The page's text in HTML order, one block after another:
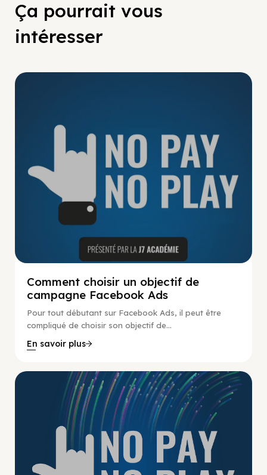
Ça pourrait vous
intéresser
Comment choisir un objectif de
campagne Facebook Ads
Pour tout débutant sur Facebook Ads, il peut être
compliqué de choisir son objectif de...
En savoir plus
No Pay No Play